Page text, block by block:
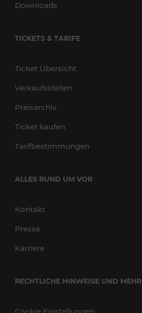
Downloads
TICKETS & TARIFE
Ticket Übersicht
Verkaufsstellen
Preisarchiv
Ticket kaufen
Tarifbestimmungen
ALLES RUND UM VOR
Kontakt
Presse
Karriere
RECHTLICHE HINWEISE UND MEHR